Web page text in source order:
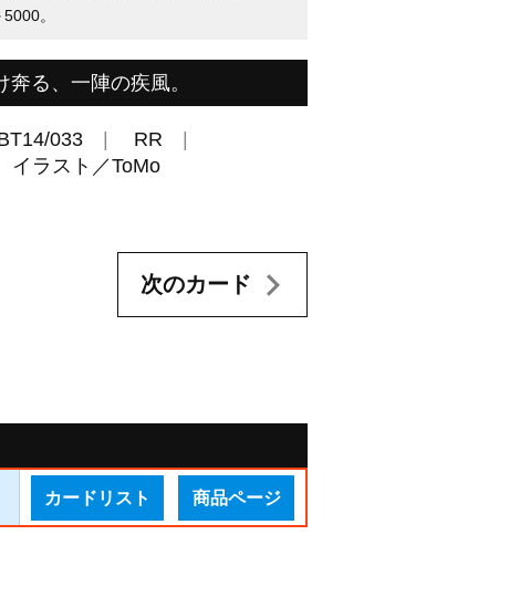
。
奔る、一陣の疾風。
033
RR
ラスト／ToMo
次のカード
カードリスト 商品ページ